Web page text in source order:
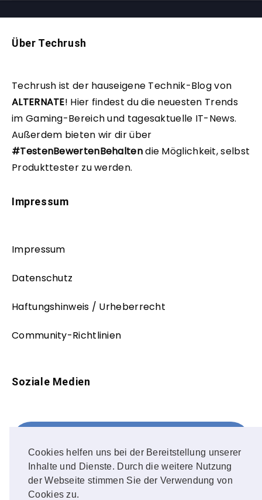
Cookies helfen uns bei der Bereitstellung unserer
Inhalte und Dienste. Durch die weitere Nutzung
der Webseite stimmen Sie der Verwendung von
Cookies zu.
Über Techrush
Techrush ist der hauseigene Technik-Blog von
ALTERNATE! Hier findest du die neuesten Trends
im Gaming-Bereich und tagesaktuelle IT-News.
Außerdem bieten wir dir über
#TestenBewertenBehaltendie Möglichkeit, selbst
Produkttester zu werden.
Impressum
Impressum
Datenschutz
Haftungshinweis / Urheberrecht
Community-Richtlinien
Soziale Medien
FOLLOW ME!
Instagram
OUR PHOTOS!